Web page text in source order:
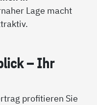
Lage macht
– Ihr
profitieren Sie